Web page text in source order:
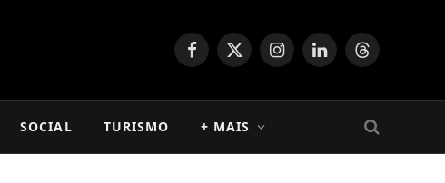
Facebook
X
InstagramLinkedInThreads
SOCIAL TURISMO + MAIS